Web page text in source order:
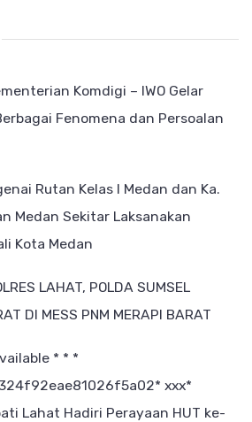
Komdigi – IWO Gelar
Fenomena dan Persoalan
Rutan Kelas I Medan dan Ka.
Medan Sekitar Laksanakan
Kota Medan
LAHAT, POLDA SUMSEL
DI MESS PNM MERAPI BARAT
* * *
ххх*
Lahat Hadiri Perayaan HUT ke-